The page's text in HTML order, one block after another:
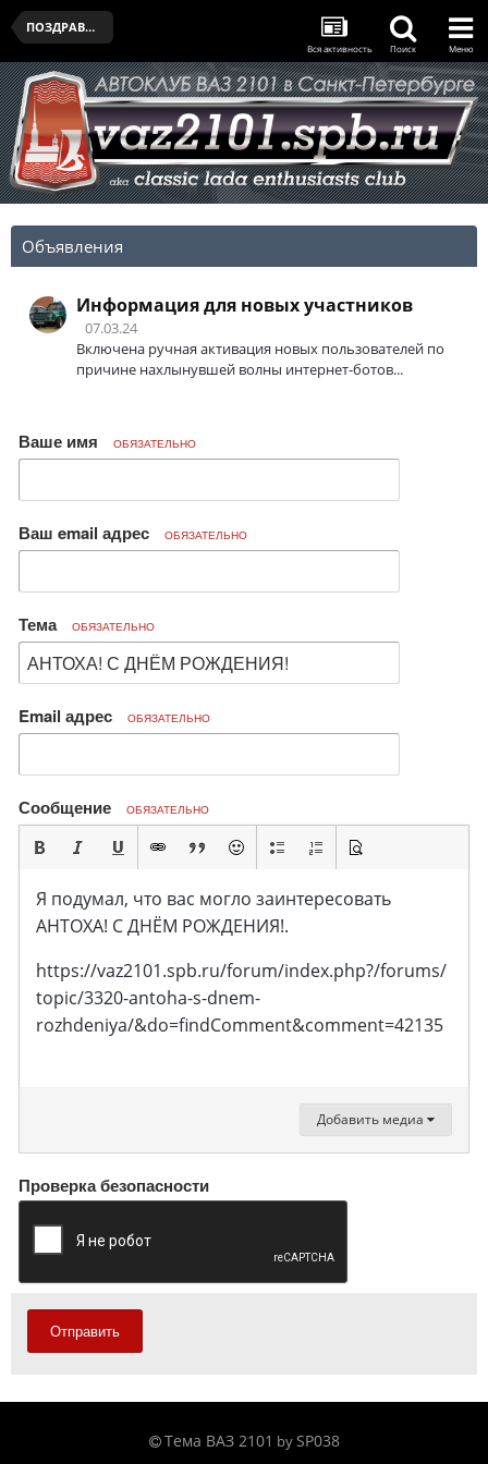
ПОЗДРАВЛЯЛЬНЯ
Вся активность Поиск Меню
Объявления
Информация для новых участников
07.03.24
Включена ручная активация новых пользователей по
причине нахлынувшей волны интернет-ботов...
Ваше имя ОБЯЗАТЕЛЬНО
Ваш email адрес ОБЯЗАТЕЛЬНО
Тема ОБЯЗАТЕЛЬНО
Email адрес ОБЯЗАТЕЛЬНО
Сообщение ОБЯЗАТЕЛЬНО
Я подумал, что вас могло заинтересовать
АНТОХА! С ДНЁМ РОЖДЕНИЯ!.
https://vaz2101.spb.ru/forum/index.php?/forums/
topic/3320-antoha-s-dnem-
rozhdeniya/&do=findComment&comment=42135
Добавить медиа
Проверка безопасности
Отправить
Тема ВАЗ 2101 by SP038